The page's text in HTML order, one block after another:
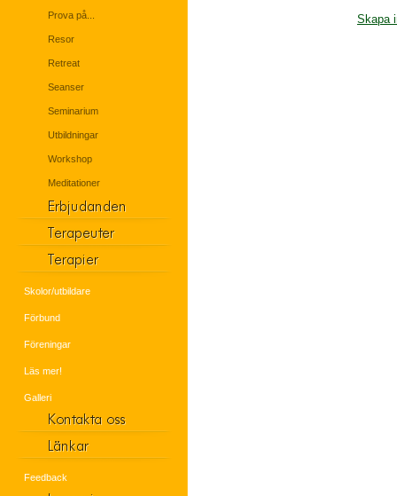
Prova på...
Resor
Retreat
Seanser
Seminarium
Utbildningar
Workshop
Meditationer
Skolor/utbildare
Förbund
Föreningar
Läs mer!
Galleri
Feedback
Skapa